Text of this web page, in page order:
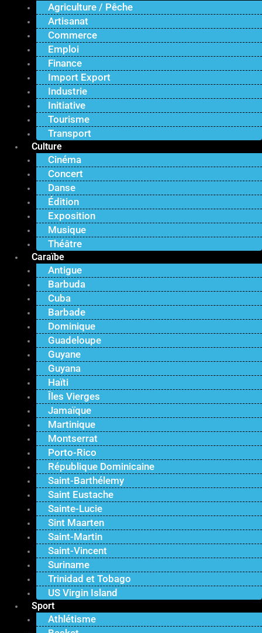
Agriculture / Pêche
Artisanat
Commerce
Emploi
Finance
Import Export
Industrie
Initiative
Tourisme
Transport
Culture
Cinéma
Concert
Danse
Édition
Exposition
Musique
Théâtre
Caraïbe
Antigue
Barbuda
Cuba
Barbade
Dominique
Guadeloupe
Guyane
Guyana
Haïti
Îles Vierges
Jamaïque
Martinique
Montserrat
Porto-Rico
République Dominicaine
Saint-Barthélemy
Saint Eustache
Sainte-Lucie
Sint Maarten
Saint-Martin
Saint-Vincent
Suriname
Trinidad et Tobago
US Virgin Island
Sport
Athlétisme